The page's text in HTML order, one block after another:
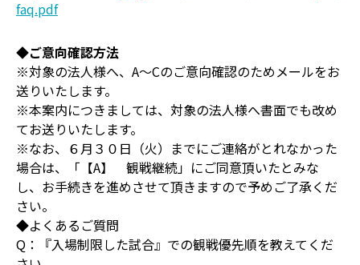
faq.pdf
◆ご意向確認方法
※対象の法人様へ、A～Cのご意向確認のためメールをお
送りいたします。
※本案内につきましては、対象の法人様へ書面でも改め
てお送りいたします。
※なお、６月３０日（火）までにご連絡がとれなかった
場合は、「【A】 観戦継続」にご同意頂いたとみな
し、お手続きを進めさせて頂きますので予めご了承くだ
さい。
◆よくあるご質問
Q：『入場制限した試合』での観戦優先順を教えてくだ